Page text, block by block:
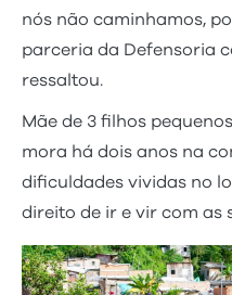
nós não caminhamos,
parceria da Defensoria
ressaltou.
Mãe de 3 filhos
mora há dois anos na
dificuldades vividas no
direito de ir e vir com as